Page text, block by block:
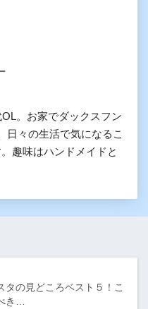
。お家でダックスフン
日々の生活で気になるこ
趣味はハンドメイドと
タの見どころベスト５！こ
き…